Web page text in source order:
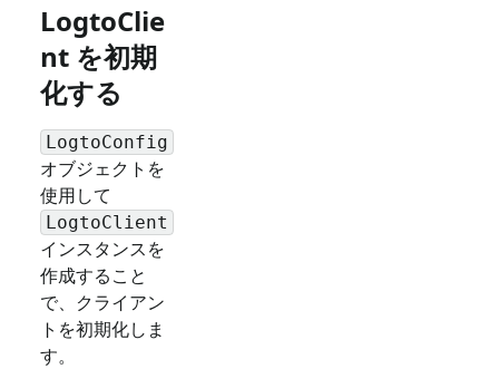
LogtoClie
nt を初期
化する
LogtoConfig
オブジェクトを
使用して
LogtoClient
インスタンスを
作成すること
で、クライアン
トを初期化しま
す。